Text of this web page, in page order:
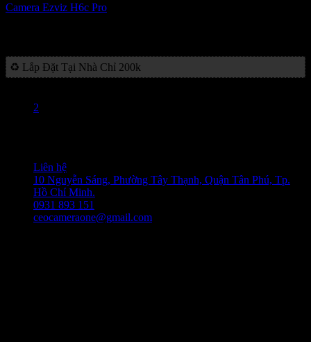
Camera Ezviz H6c Pro
♻️ Lắp Đặt Tại Nhà Chỉ 200k
2
Liên hệ
10 Nguyễn Sáng, Phường Tây Thạnh, Quận Tân Phú, Tp.
Hồ Chí Minh.
0931 893 151
ceocameraone@gmail.com